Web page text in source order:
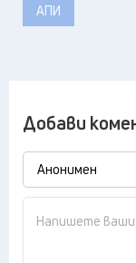
АПИ
Добави